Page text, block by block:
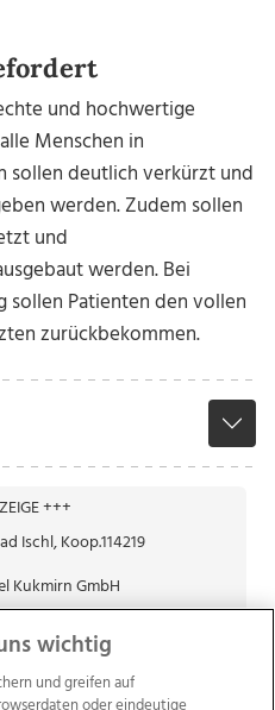
und hochwertige
Menschen in
sollen deutlich verkürzt und
werden. Zudem sollen
und
werden. Bei
sollen Patienten den vollen
zurückbekommen.
+++
wichtig
und greifen auf